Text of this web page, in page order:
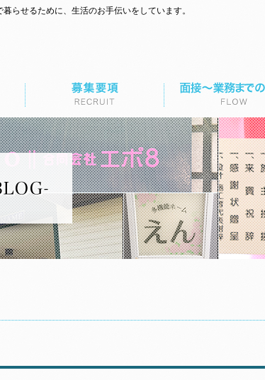
らせるために、生活のお手伝いをしています。
面接～業務までの流れ お問い合わせ